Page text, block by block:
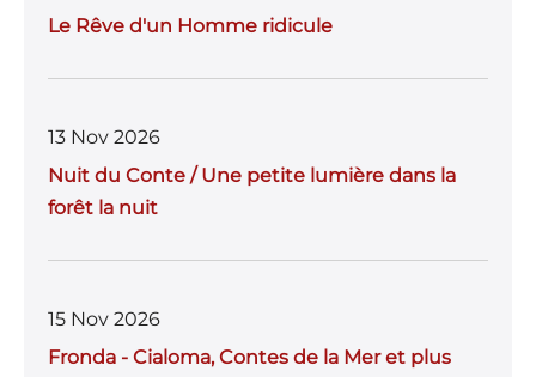
Le Rêve d'un Homme ridicule
13 Nov 2026
Nuit du Conte / Une petite lumière dans la
forêt la nuit
15 Nov 2026
Fronda - Cialoma, Contes de la Mer et plus